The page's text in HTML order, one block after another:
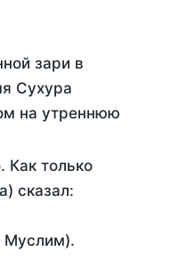
зари в
Сухура
на утреннюю
Как только
сказал:
Муслим).